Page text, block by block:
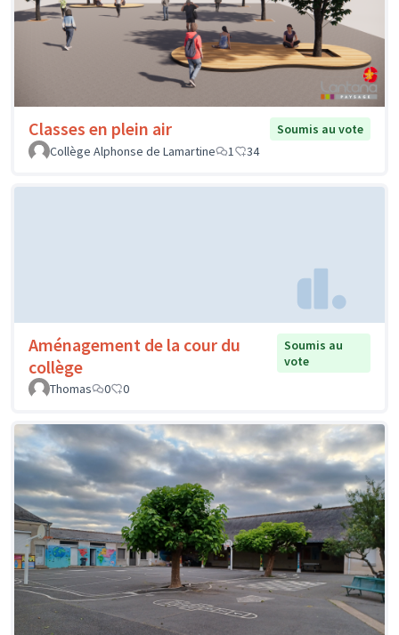
Classes en plein air
Soumis au vote
Collège Alphonse de Lamartine
1 34
Aménagement de la cour du
collège
Soumis au
vote
Thomas
0 0